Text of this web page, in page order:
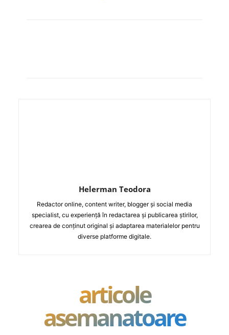
Helerman Teodora
Redactor online, content writer, blogger și social media
specialist, cu experiență în redactarea și publicarea știrilor,
crearea de conținut original și adaptarea materialelor pentru
diverse platforme digitale.
articole
asemanatoare